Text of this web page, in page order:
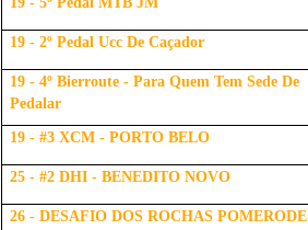
19 - 2º Pedal Ucc De Caçador
19 - 4º Bierroute - Para Quem Tem Sede De
Pedalar
19 - #3 XCM - PORTO BELO
25 - #2 DHI - BENEDITO NOVO
26 - DESAFIO DOS ROCHAS POMERODE